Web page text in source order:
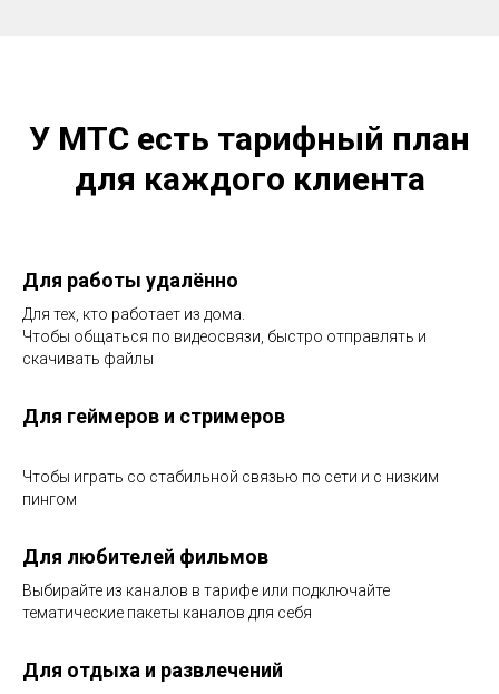
У МТС есть тарифный план
для каждого клиента
Для работы удалённо
Для тех, кто работает из дома.
Чтобы общаться по видеосвязи, быстро отправлять и
скачивать файлы
Для геймеров и стримеров
Чтобы играть со стабильной связью по сети и с низким
пингом
Для любителей фильмов
Выбирайте из каналов в тарифе или подключайте
тематические пакеты каналов для себя
Для отдыха и развлечений